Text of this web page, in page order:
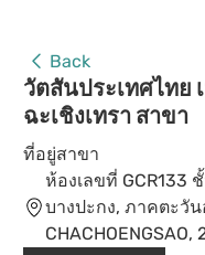
Back
วัตสันประเทศไทย
ฉะเชิงเทรา สาขา
ที่อยู่สาขา
ห้องเลขที่ GCR133
บางปะกง, ภาคตะวัน